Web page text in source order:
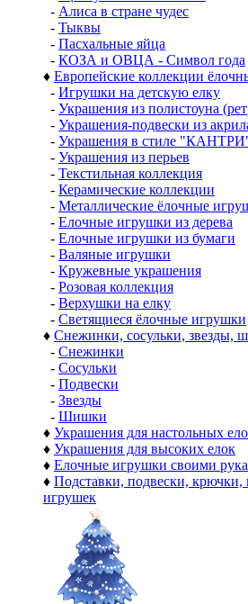
- Алиса в стране чудес
- Тыквы
- Пасхальные яйца
- КОЗА и ОВЦА - Символ года
♦ Европейские коллекции
- Игрушки на детскую елку
- Украшения из полистоуна
- Украшения-подвески из
- Украшения в стиле
- Украшения из перьев
- Текстильная коллекция
- Керамические коллекции
- Металлические ёлочные
- Елочные игрушки из дерева
- Елочные игрушки из бумаги
- Валяные игрушки
- Кружевные украшения
- Розовая коллекция
- Верхушки на елку
- Светящиеся ёлочные игрушки
♦ Снежинки, сосульки, звезды,
- Снежинки
- Сосульки
- Подвески
- Звезды
- Шишки
♦ Украшения для настольных
♦ Украшения для высоких елок
♦ Елочные игрушки своими
♦ Подставки, подвески, крючки,
игрушек